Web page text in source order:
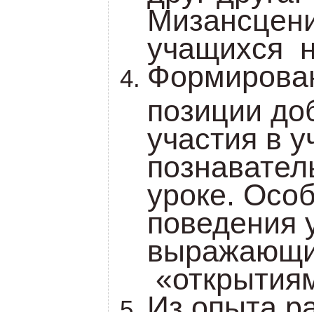
учащихся
позиции
участия в
уроке.
поведения